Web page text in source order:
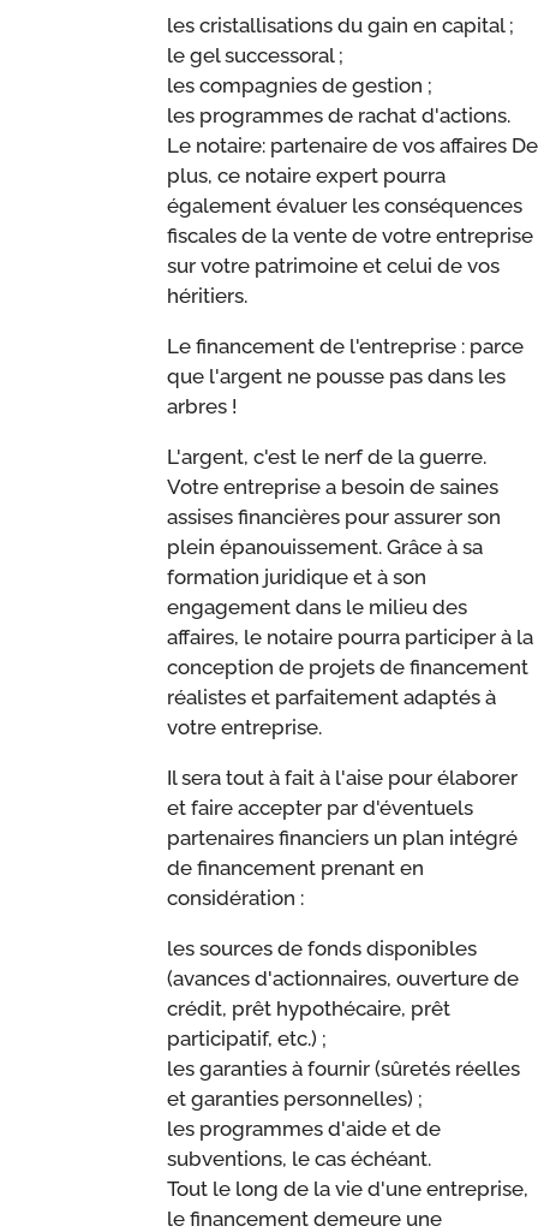
les cristallisations du gain en capital ;
le gel successoral ;
les compagnies de gestion ;
les programmes de rachat d'actions.
Le notaire: partenaire de vos affaires De
plus, ce notaire expert pourra
également évaluer les conséquences
fiscales de la vente de votre entreprise
sur votre patrimoine et celui de vos
héritiers.
Le financement de l'entreprise : parce
que l'argent ne pousse pas dans les
arbres !
L'argent, c'est le nerf de la guerre.
Votre entreprise a besoin de saines
assises financières pour assurer son
plein épanouissement. Grâce à sa
formation juridique et à son
engagement dans le milieu des
affaires, le notaire pourra participer à la
conception de projets de financement
réalistes et parfaitement adaptés à
votre entreprise.
Il sera tout à fait à l'aise pour élaborer
et faire accepter par d'éventuels
partenaires financiers un plan intégré
de financement prenant en
considération :
les sources de fonds disponibles
(avances d'actionnaires, ouverture de
crédit, prêt hypothécaire, prêt
participatif, etc.) ;
les garanties à fournir (sûretés réelles
et garanties personnelles) ;
les programmes d'aide et de
subventions, le cas échéant.
Tout le long de la vie d'une entreprise,
le financement demeure une